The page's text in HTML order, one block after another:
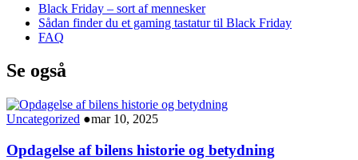
Black Friday – sort af mennesker
Sådan finder du et gaming tastatur til Black Friday
FAQ
Se også
Uncategorized ●mar 10, 2025
Opdagelse af bilens historie og betydning